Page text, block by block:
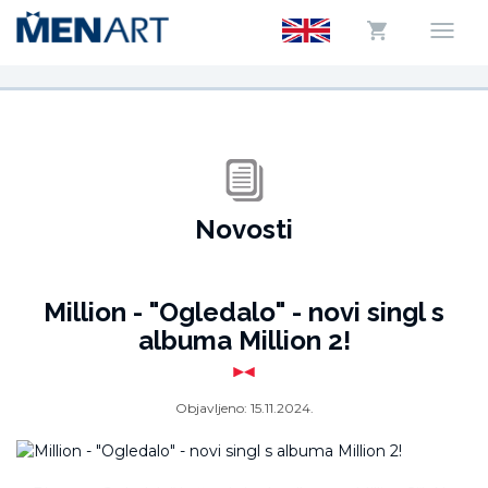
Novosti
Million - "Ogledalo" - novi singl s
albuma Million 2!
Objavljeno: 15.11.2024.